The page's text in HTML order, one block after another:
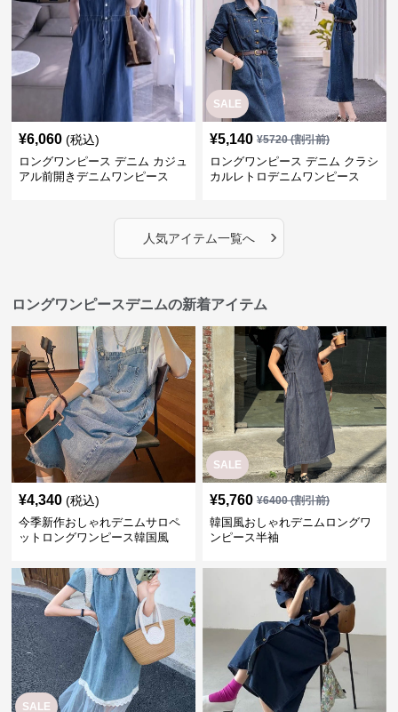
¥6,060 (税込)
ロングワンピース デニム カジュ
アル前開きデニムワンピース
SALE
¥5,140 ¥5720(割引前)
ロングワンピース デニム クラシ
カルレトロデニムワンピース
人気アイテム一覧へ ›
ロングワンピースデニムの新着アイテム
¥4,340 (税込)
今季新作おしゃれデニムサロペ
ットロングワンピース韓国風
SALE
¥5,760 ¥6400(割引前)
韓国風おしゃれデニムロングワ
ンピース半袖
SALE